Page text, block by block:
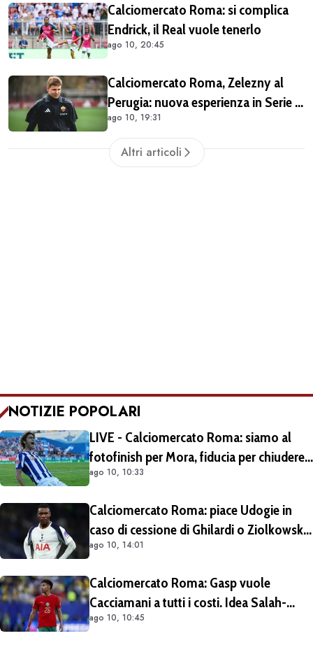
Calciomercato Roma: si complica
Endrick, il Real vuole tenerlo
ago 10, 20:45
Calciomercato Roma, Zelezny al
Perugia: nuova esperienza in Serie C
per il portiere
ago 10, 19:31
Altri articoli
NOTIZIE POPOLARI
LIVE - Calciomercato Roma: siamo al
fotofinish per Mora, fiducia per chiudere
nelle prossime ore
ago 10, 10:33
Calciomercato Roma: piace Udogie in
caso di cessione di Ghilardi o Ziolkowski.
Il Tottenham alza il muro. Il giocatore ha
ago 10, 14:01
Calciomercato Roma: Gasp vuole
Cacciamani a tutti i costi. Idea Salah-
Eddine come contropartita
ago 10, 10:45